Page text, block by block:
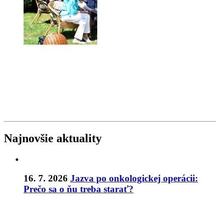
Najnovšie aktuality
16. 7. 2026 Jazva po onkologickej operácii:
Prečo sa o ňu treba starať?